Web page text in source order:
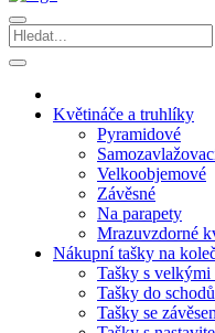
Květináče a truhlíky
Pyramidové
Velkoobjemové
Závěsné
Na parapety
Mrazuvzdorné
Nákupní tašky na
Tašky s
Tašky do
Tašky se